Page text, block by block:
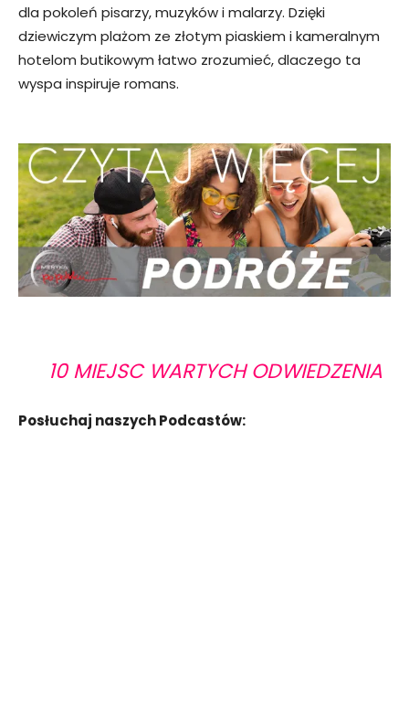
dla pokoleń pisarzy, muzyków i malarzy. Dzięki
dziewiczym plażom ze złotym piaskiem i kameralnym
hotelom butikowym łatwo zrozumieć, dlaczego ta
wyspa inspiruje romans.
10 MIEJSC WARTYCH ODWIEDZENIA
Posłuchaj naszych Podcastów: